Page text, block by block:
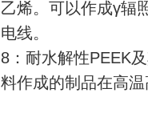
乙烯。可以作成γ辐
电线。
8：耐水解性PEEK
料作成的制品在高